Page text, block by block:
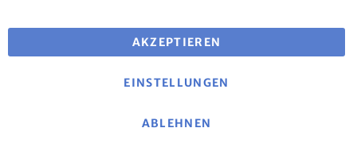
bei Versand innerhalb EU
AKZEPTIEREN
EINSTELLUNGEN
ABLEHNEN